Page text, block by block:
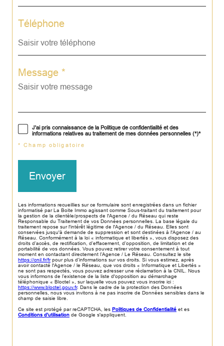
Téléphone
Message *
J'ai pris connaissance de la Politique de confidentialité et des
informations relatives au traitement de mes données personnelles (*)*
* Champ obligatoire
Envoyer
Les informations recueillies sur ce formulaire sont enregistrées dans un fichier
informatisé par La Boite Immo agissant comme Sous-traitant du traitement pour
la gestion de la clientèle/prospects de l'Agence / du Réseau qui reste
Responsable du Traitement de vos Données personnelles. La base légale du
traitement repose sur l'intérêt légitime de l'Agence / du Réseau. Elles sont
conservées jusqu'à demande de suppression et sont destinées à l'Agence / au
Réseau. Conformément à la loi « informatique et libertés », vous disposez des
droits d’accès, de rectification, d’effacement, d’opposition, de limitation et de
portabilité de vos données. Vous pouvez retirer votre consentement à tout
moment en contactant directement l’Agence / Le Réseau. Consultez le site
https://cnil.fr/frpour plus d’informations sur vos droits. Si vous estimez, après
avoir contacté l'Agence / le Réseau, que vos droits « Informatique et Libertés »
ne sont pas respectés, vous pouvez adresser une réclamation à la CNIL. Nous
vous informons de l’existence de la liste d'opposition au démarchage
téléphonique « Bloctel », sur laquelle vous pouvez vous inscrire ici :
https://www.bloctel.gouv.fr. Dans le cadre de la protection des Données
personnelles, nous vous invitons à ne pas inscrire de Données sensibles dans le
champ de saisie libre.
Ce site est protégé par reCAPTCHA, les Politiques de Confidentialité et es
Conditions d'utilisation de Google s'appliquent.